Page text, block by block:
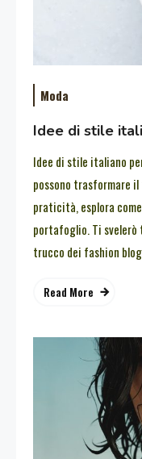
Moda
Idee di stile
Idee di stile italiano
possono trasformare
praticità, esplora
portafoglio. Ti svelerò
trucco dei fashion
Read More